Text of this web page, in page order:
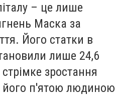
– це лише
Маска за
Його статки в
лише 24,6
зростання
його п'ятою людиною